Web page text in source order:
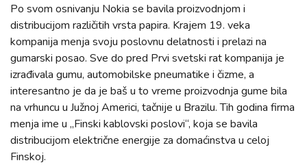
Po svom osnivanju Nokia se bavila proizvodnjom i
distribucijom različitih vrsta papira. Krajem 19. veka
kompanija menja svoju poslovnu delatnosti i prelazi na
gumarski posao. Sve do pred Prvi svetski rat kompanija je
izrađivala gumu, automobilske pneumatike i čizme, a
interesantno je da je baš u to vreme proizvodnja gume bila
na vrhuncu u Južnoj Americi, tačnije u Brazilu. Tih godina firma
menja ime u „Finski kablovski poslovi“, koja se bavila
distribucijom električne energije za domaćinstva u celoj
Finskoj.